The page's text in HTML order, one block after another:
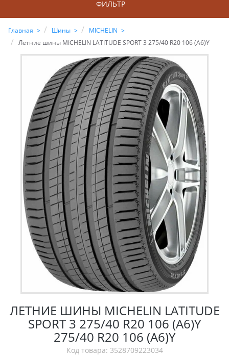
ФИЛЬТР
Главная Шины
MICHELIN
Летние шины MICHELIN LATITUDE SPORT 3 275/40 R20 106 (A6)Y
ЛЕТНИЕ ШИНЫ MICHELIN LATITUDE
SPORT 3 275/40 R20 106 (A6)Y
275/40 R20 106 (A6)Y
Код товара: 3528709223034